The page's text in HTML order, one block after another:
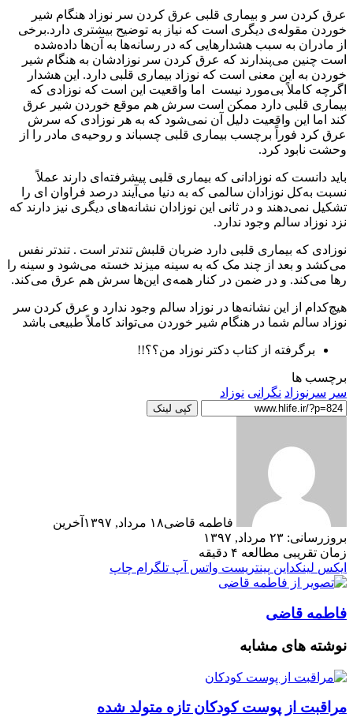
عرق کردن سر و بیماری قلبی عرق کردن سر نوزاد هنگام شیر
خوردن مقوله‌ی دیگری است که نیاز به توضیح بیشتری دارد.برخی
از مادران به سبب هشدارهایی که در رسانه‌ها به آن‌ها داده‌شده
است چنین می‌پندارند که عرق کردن سر نوزادشان به هنگام شیر
خوردن به این معنی است که نوزاد بیماری قلبی دارد. این هشدار
اگرچه کاملاً بی‌مورد نیست اما واقعیت این است که نوزادی که
بیماری قلبی دارد ممکن است سرش هم موقع خوردن شیر عرق
کند اما این واقعیت دلیل آن نمی‌شود که به هر نوزادی که سرش
عرق کرد فوراً برچسب بیماری قلبی چسباند و روحیه‌ی مادر را از
وحشت نابود کرد.
باید دانست که نوزادانی که بیماری قلبی پیشرفته‌ای دارند عملاً
نسبت به‌کل نوزادان سالمی که به دنیا می‌آیند درصد فراوان ای را
تشکیل نمی‌دهند و در ثانی این نوزادان نشانه‌های دیگری نیز دارند که
نزد نوزاد سالم وجود ندارد.
نوزادی که بیماری قلبی دارد ضربان قلبش تندتر است . تندتر نفس
می‌کشد و بعد از چند مک که به سینه میزند خسته می‌شود و سینه را
رها می‌کند. و در ضمن در کنار همه‌ی این‌ها سرش هم عرق می‌کند.
هیچ‌کدام از این نشانه‌ها در نوزاد سالم وجود ندارد و عرق کردن سر
نوزاد سالم شما در هنگام شیر خوردن می‌تواند کاملاً طبیعی باشد
برگرفته از کتاب دکتر نوزاد من؟؟!!
برچسب ها
سر سرنوزاد نگرانی نوزاد
کپی لینک
فاطمه قاضی۱۸ مرداد, ۱۳۹۷
آخرین
بروزرسانی: ۲۳ مرداد, ۱۳۹۷
زمان تقریبی مطالعه ۴ دقیقه
ایکس لینکداین پینتریست واتس آپ تلگرام چاپ
فاطمه قاضی
نوشته های مشابه
مراقبت از پوست کودکان تازه متولد شده